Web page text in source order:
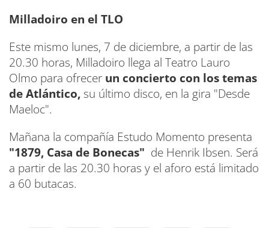
Milladoiro en el TLO
Este mismo lunes, 7 de diciembre, a partir de las
20.30 horas, Milladoiro llega al Teatro Lauro
Olmo para ofrecer un concierto con los temas
de Atlántico, su último disco, en la gira "Desde
Maeloc".
Mañana la compañía Estudo Momento presenta
"1879, Casa de Bonecas" de Henrik Ibsen. Será
a partir de las 20.30 horas y el aforo está limitado
a 60 butacas.